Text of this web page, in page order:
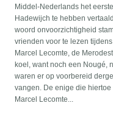
Middel-Nederlands het
Hadewijch te hebben
woord onvoorzichtigheid
vrienden voor te lezen
Marcel Lecomte, de
koel, want noch een Nougé,
waren er op voorbereid
vangen. De enige die
Marcel Lecomte...